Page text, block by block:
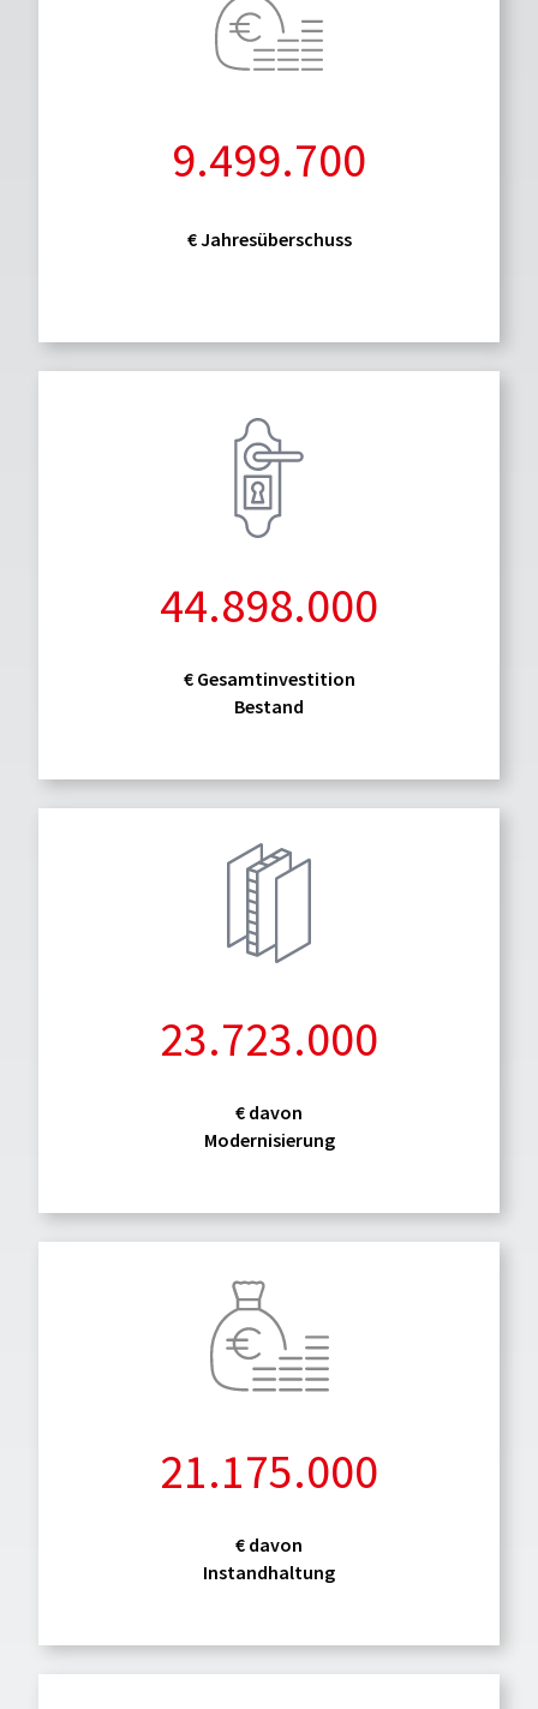
9.499.700
€ Jahresüberschuss
44.898.000
€ Gesamtinvestition
Bestand
23.723.000
€ davon
Modernisierung
21.175.000
€ davon
Instandhaltung